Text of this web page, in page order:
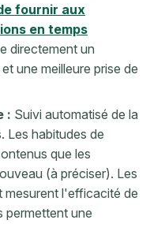
fournir aux
en temps
directement un
une meilleure prise de
: Suivi automatisé de la
Les habitudes de
que les
(à préciser). Les
mesurent l'efficacité de
permettent une